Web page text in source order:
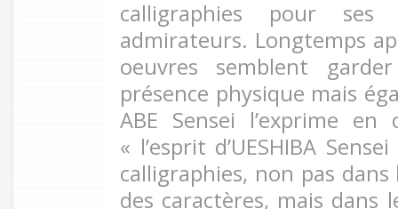
calligraphies pour ses
admirateurs. Longtemps
oeuvres semblent
présence physique mais
ABE Sensei l’exprime
« l’esprit d’UESHIBA
calligraphies, non pas dans
des caractères, mais dans